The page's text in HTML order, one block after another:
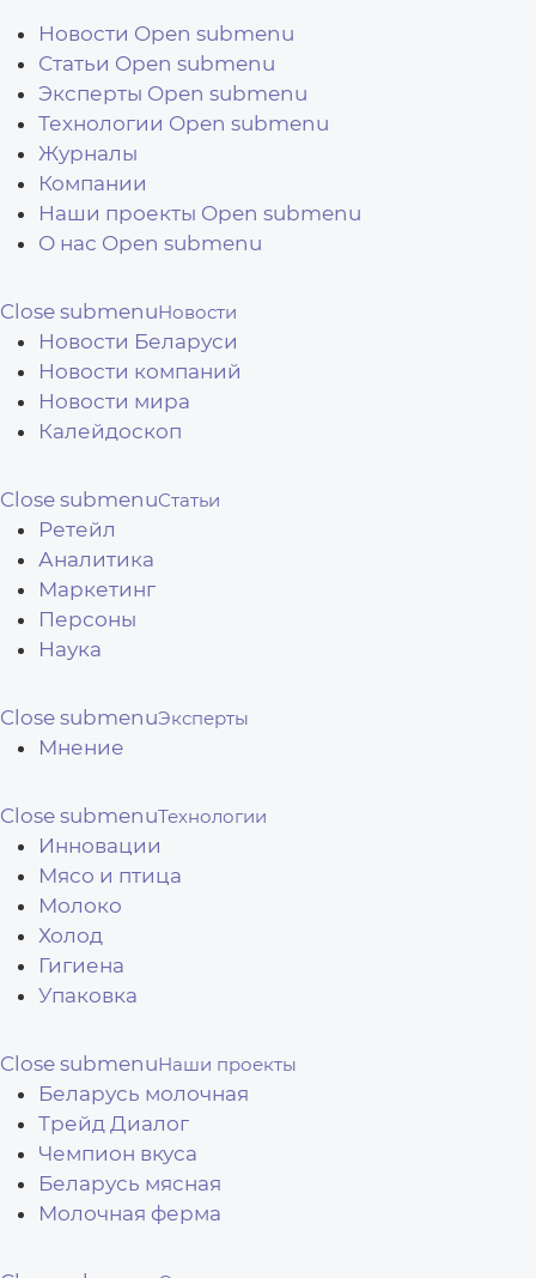
Новости Open submenu
Статьи Open submenu
Эксперты Open submenu
Технологии Open submenu
Журналы
Компании
Наши проекты Open submenu
О нас Open submenu
Close submenuНовости
Новости Беларуси
Новости компаний
Новости мира
Калейдоскоп
Close submenuСтатьи
Ретейл
Аналитика
Маркетинг
Персоны
Наука
Close submenuЭксперты
Мнение
Close submenuТехнологии
Инновации
Мясо и птица
Молоко
Холод
Гигиена
Упаковка
Close submenuНаши проекты
Беларусь молочная
Трейд Диалог
Чемпион вкуса
Беларусь мясная
Молочная ферма